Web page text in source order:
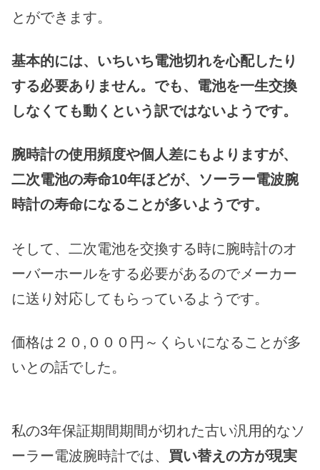
とができます。
基本的には、いちいち電池切れを心配したり
する必要ありません。 でも、電池を一生交換
しなくても動くという訳ではないようです。
腕時計の使用頻度や個人差にもよりますが、
二次電池の寿命10年ほどが、ソーラー電波腕
時計の寿命になることが多いようです。
そして、二次電池を交換する時に腕時計のオ
ーバーホールをする必要があるのでメーカー
に送り対応してもらっているようです。
価格は２０,０００円～くらいになることが多
いとの話でした。
私の3年保証期間期間が切れた古い汎用的なソ
ーラー電波腕時計では、 買い替えの方が現実